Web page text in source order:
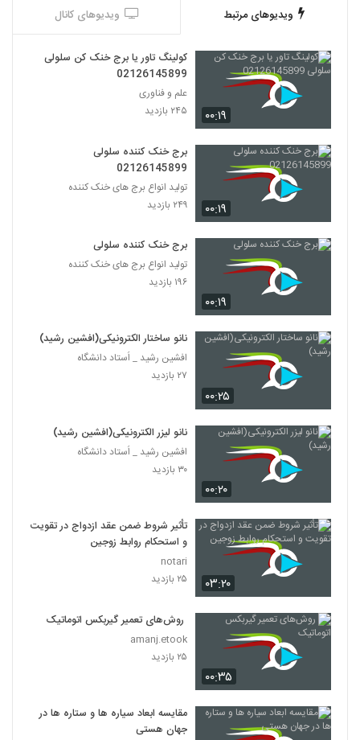
ویدیوهای مرتبط ویدیوهای کانال
۰۰:۱۹
کولینگ تاور یا برج خنک کن سلولی
02126145899
علم و فناوری
۲۴۵ بازدید
۰۰:۱۹
برج خنک کننده سلولی
02126145899
تولید انواع برج های خنک کننده
۲۴۹ بازدید
۰۰:۱۹
برج خنک کننده سلولی
تولید انواع برج های خنک کننده
۱۹۶ بازدید
۰۰:۲۵
نانو ساختار الکترونیکی(افشین رشید)
افشین رشید _ اُستاد دانشگاه
۲۷ بازدید
۰۰:۲۰
نانو لیزر الکترونیکی(افشین رشید)
افشین رشید _ اُستاد دانشگاه
۳۰ بازدید
۰۳:۲۰
تأثیر شروط ضمن عقد ازدواج در تقویت
و استحکام روابط زوجین
notari
۲۵ بازدید
۰۰:۳۵
روش‌های تعمیر گیربکس اتوماتیک
amanj.etook
۲۵ بازدید
مقایسه ابعاد سیاره ها و ستاره ها در
جهان هستی